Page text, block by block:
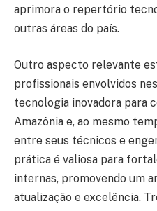
aprimora o repertório
outras áreas do país.
Outro aspecto relevante
profissionais envolvidos
tecnologia inovadora para
Amazônia e, ao mesmo
entre seus técnicos e
prática é valiosa para
internas, promovendo um
atualização e excelência.